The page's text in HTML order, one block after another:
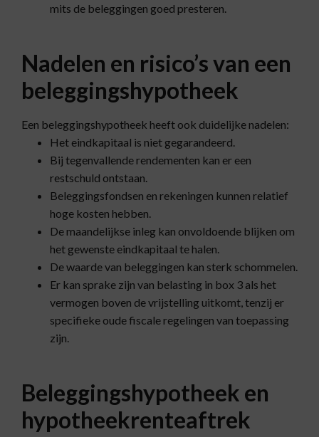
mits de beleggingen goed presteren.
Nadelen en risico’s van een
beleggingshypotheek
Een beleggingshypotheek heeft ook duidelijke nadelen:
Het eindkapitaal is niet gegarandeerd.
Bij tegenvallende rendementen kan er een
restschuld ontstaan.
Beleggingsfondsen en rekeningen kunnen relatief
hoge kosten hebben.
De maandelijkse inleg kan onvoldoende blijken om
het gewenste eindkapitaal te halen.
De waarde van beleggingen kan sterk schommelen.
Er kan sprake zijn van belasting in box 3 als het
vermogen boven de vrijstelling uitkomt, tenzij er
specifieke oude fiscale regelingen van toepassing
zijn.
Beleggingshypotheek en
hypotheekrenteaftrek